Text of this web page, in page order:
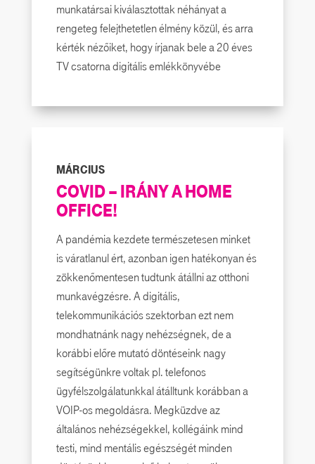
munkatársai kiválasztottak néhányat a
rengeteg felejthetetlen élmény közül, és arra
kérték nézőiket, hogy írjanak bele a 20 éves
TV csatorna digitális emlékkönyvébe
MÁRCIUS
COVID – IRÁNY A HOME
OFFICE!
A pandémia kezdete természetesen minket
is váratlanul ért, azonban igen hatékonyan és
zökkenőmentesen tudtunk átállni az otthoni
munkavégzésre. A digitális,
telekommunikációs szektorban ezt nem
mondhatnánk nagy nehézségnek, de a
korábbi előre mutató döntéseink nagy
segítségünkre voltak pl. telefonos
ügyfélszolgálatunkkal átálltunk korábban a
VOIP-os megoldásra. Megküzdve az
általános nehézségekkel, kollégáink mind
testi, mind mentális egészségét minden